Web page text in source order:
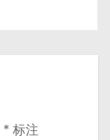
* 标注